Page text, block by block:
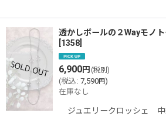
透かしボールの２Wayモノ
1358
6,900円 (税別)
(税込 : 7,590円)
在庫なし
ジュエリークロッシェ